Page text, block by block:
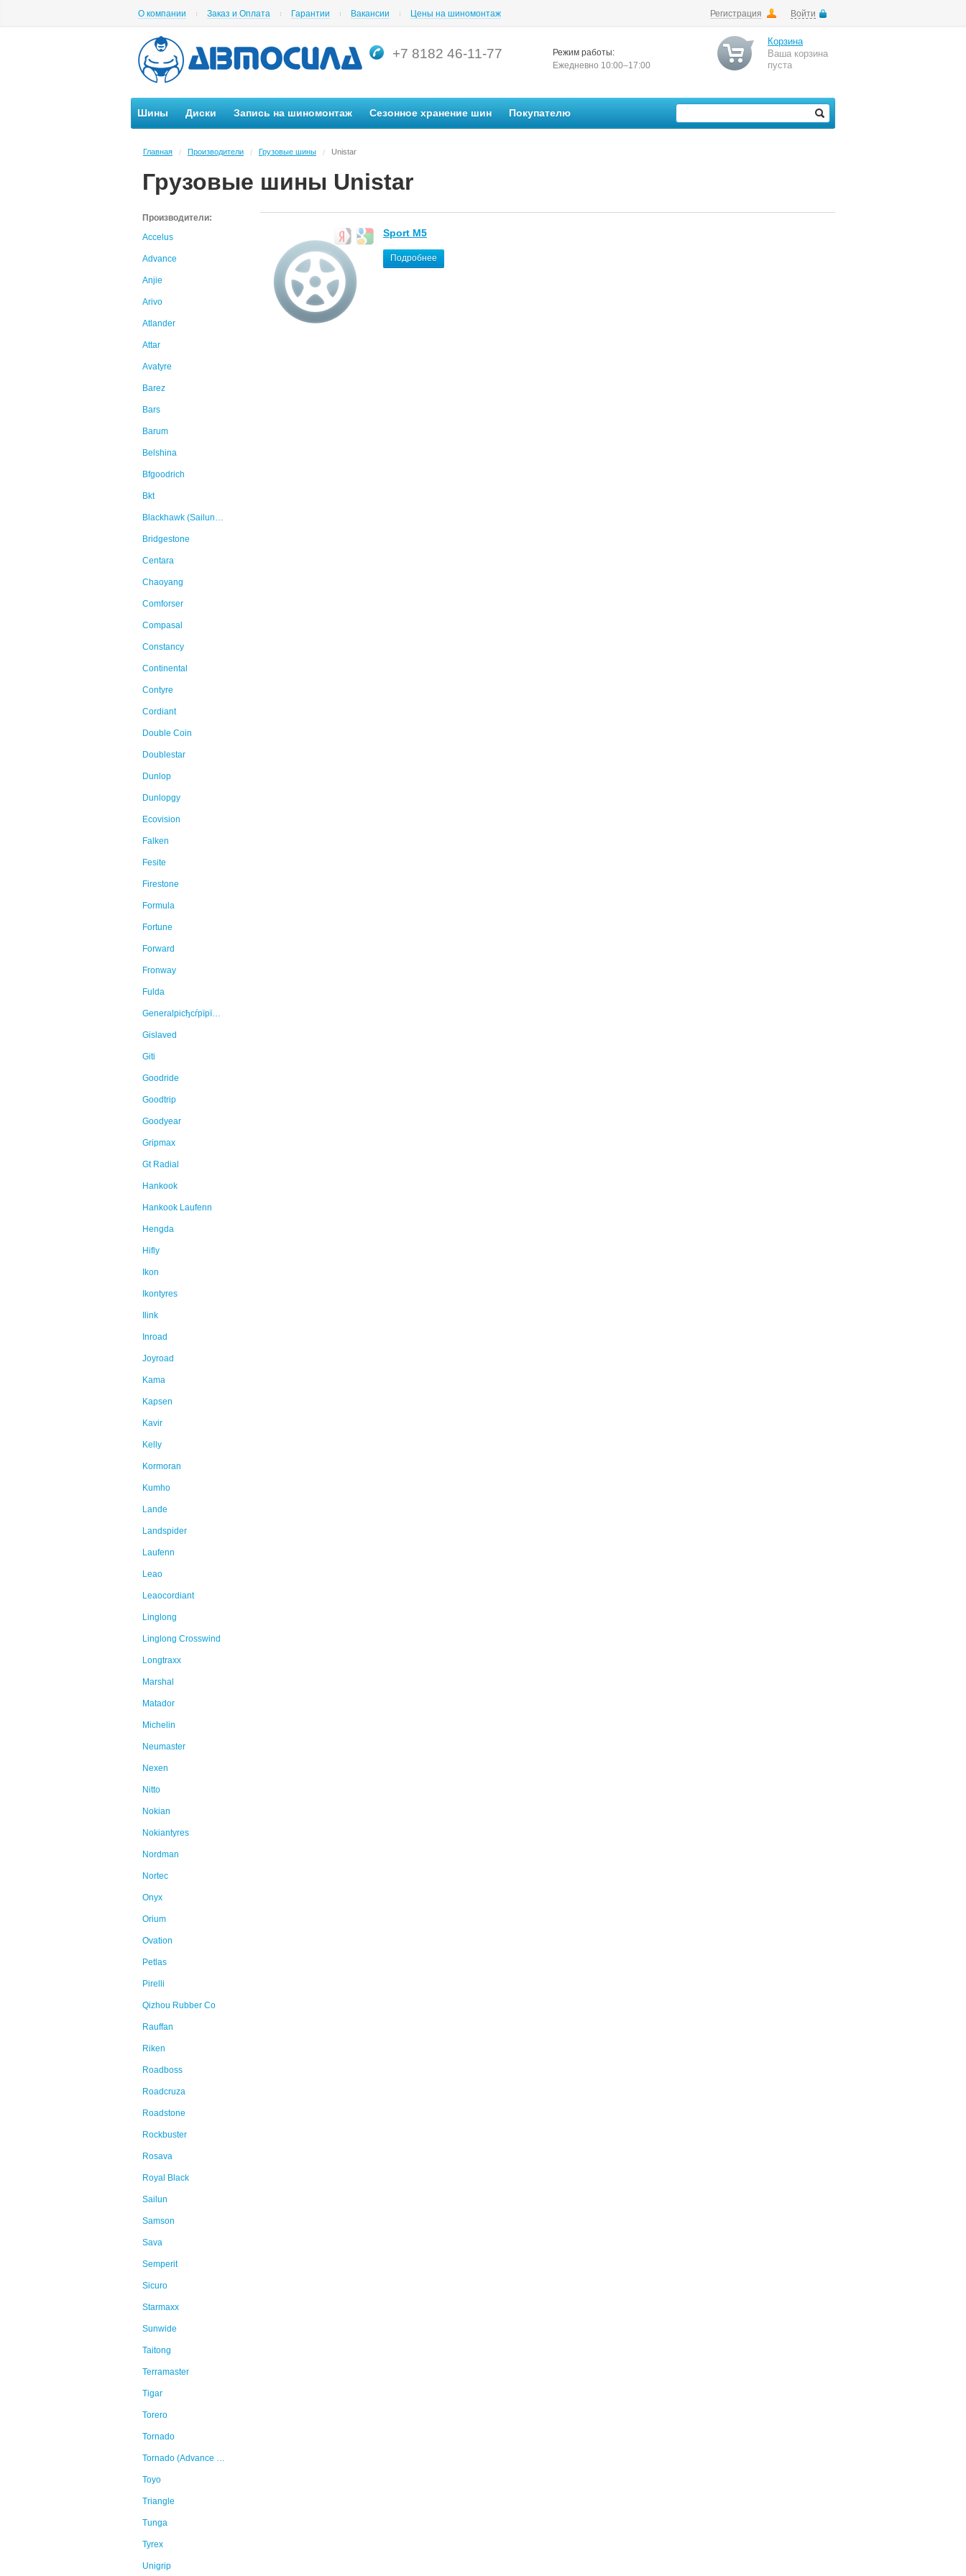
Регистрация Войти
О компании Заказ и Оплата Гарантии Вакансии Цены на шиномонтаж
+7 8182 46-11-77
Режим работы:
Ежедневно 10:00–17:00
Корзина
Ваша корзина
пуста
Шины Диски Запись на шиномонтаж Сезонное хранение шин Покупателю
Главная / Производители / Грузовые шины / Unistar
Грузовые шины Unistar
Производители:
Accelus
Advance
Anjie
Arivo
Atlander
Attar
Avatyre
Barez
Bars
Barum
Belshina
Bfgoodrich
Bkt
Blackhawk (Sailun Group Co., Ltd)
Bridgestone
Centara
Chaoyang
Comforser
Compasal
Constancy
Continental
Contyre
Cordiant
Double Coin
Doublestar
Dunlop
Dunlopgy
Ecovision
Falken
Fesite
Firestone
Formula
Fortune
Forward
Fronway
Fulda
Generalрісђсѓрїрїр°Continental
Gislaved
Giti
Goodride
Goodtrip
Goodyear
Gripmax
Gt Radial
Hankook
Hankook Laufenn
Hengda
Hifly
Ikon
Ikontyres
Ilink
Inroad
Joyroad
Kama
Kapsen
Kavir
Kelly
Kormoran
Kumho
Lande
Landspider
Laufenn
Leao
Leaocordiant
Linglong
Linglong Crosswind
Longtraxx
Marshal
Matador
Michelin
Neumaster
Nexen
Nitto
Nokian
Nokiantyres
Nordman
Nortec
Onyx
Orium
Ovation
Petlas
Pirelli
Qizhou Rubber Co
Rauffan
Riken
Roadboss
Roadcruza
Roadstone
Rockbuster
Rosava
Royal Black
Sailun
Samson
Sava
Semperit
Sicuro
Starmaxx
Sunwide
Taitong
Terramaster
Tigar
Torero
Tornado
Tornado (Advance Holdings)
Toyo
Triangle
Tunga
Tyrex
Unigrip
Sport M5
Подробнее